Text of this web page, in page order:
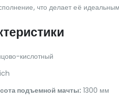
что делает её
кислотный
подъемной мачты:1300 мм